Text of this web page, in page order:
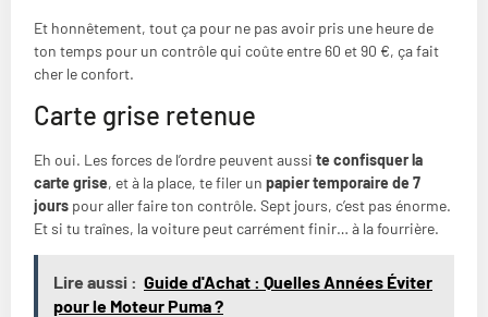
Et honnêtement, tout ça pour ne pas avoir pris une heure de
ton temps pour un contrôle qui coûte entre 60 et 90 €, ça fait
cher le confort.
Carte grise retenue
Eh oui. Les forces de l’ordre peuvent aussi te confisquer la
carte grise, et à la place, te filer un papier temporaire de 7
jours pour aller faire ton contrôle. Sept jours, c’est pas énorme.
Et si tu traînes, la voiture peut carrément finir… à la fourrière.
Lire aussi : Guide d'Achat : Quelles Années Éviter
pour le Moteur Puma ?